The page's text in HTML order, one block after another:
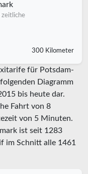
zeitliche
300 Kilometer
für Potsdam-
Diagramm
bis heute dar.
Fahrt von 8
von 5 Minuten.
ist seit 1283
im Schnitt alle 1461